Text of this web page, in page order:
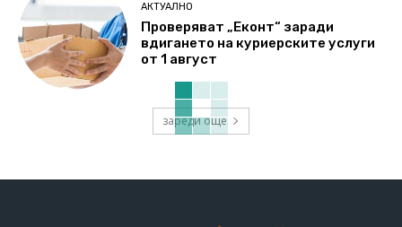
АКТУАЛНО
Проверяват „Еконт“ заради
вдигането на куриерските услуги
от 1 август
зареди още